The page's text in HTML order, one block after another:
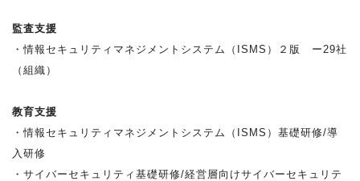
監査支援
・情報セキュリティマネジメントシステム（ISMS）２版 ー29社
（組織）
教育支援
・情報セキュリティマネジメントシステム（ISMS）基礎研修/導
入研修
・サイバーセキュリティ基礎研修/経営層向けサイバーセキュリテ